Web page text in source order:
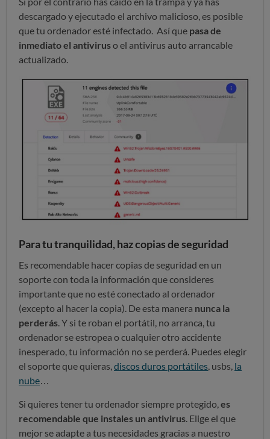
descargado y ejecutado el archivo malicioso, es posible
que tu ordenador esté infectado. Así que pasa de
inmediato el antiviruso el antivirus auto arrancable
actualizado.
Para tu tranquilidad, haz copias de seguridad
Es recomendable hacer copias de seguridad en un
soporte con toda la información que consideres
importante que no esté conectado al ordenador
(excepto al hacer la copia). De esta manera nunca la
perderás. Y si te roban el portátil, no arranca, tu
ordenador se estropea o cualquier otro accidente
inesperado, tu información no se perderá. Puedes elegir
el soporte que quieras,discos duros portátiles, usbs, la
nube…
Si quieres tener tu ordenador siempre protegido,es
recomendable que instales un antivirus. Elige el que
mejor se adapte a tus necesidades gracias a nuestro